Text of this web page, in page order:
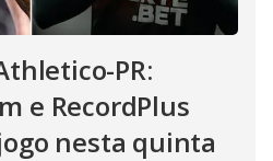
PR:
e RecordPlus
nesta quinta